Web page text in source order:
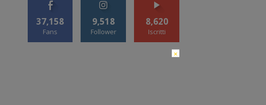
37,158
Fans
9,518
Follower
8,620
Iscritti
×